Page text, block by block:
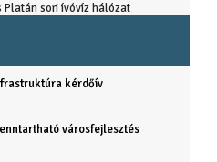
sori ívóvíz hálózat
kérdőív
városfejlesztés